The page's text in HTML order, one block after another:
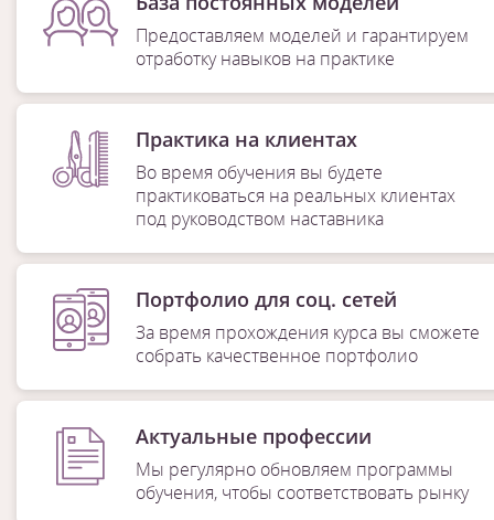
Предоставляем моделей и гарантируем
отработку навыков на практике
Практика на клиентах
Во время обучения вы будете
практиковаться на реальных клиентах
под руководством наставника
Портфолио для соц. сетей
За время прохождения курса вы сможете
собрать качественное портфолио
Актуальные профессии
Мы регулярно обновляем программы
обучения, чтобы соответствовать рынку